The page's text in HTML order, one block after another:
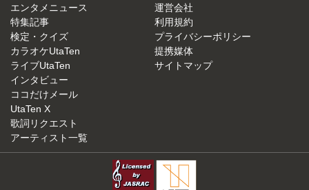
エンタメニュース
特集記事
検定・クイズ
カラオケUtaTen
ライブUtaTen
インタビュー
ココだけメール
UtaTen X
歌詞リクエスト
アーティスト一覧
運営会社
利用規約
プライバシーポリシー
提携媒体
サイトマップ